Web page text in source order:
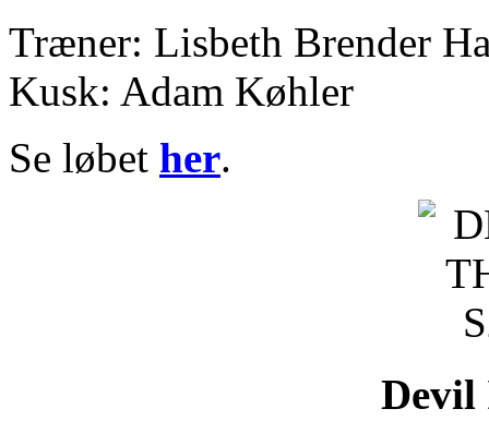
Træner: Lisbeth Brender
Kusk: Adam Køhler
Se løbet her.
Devil